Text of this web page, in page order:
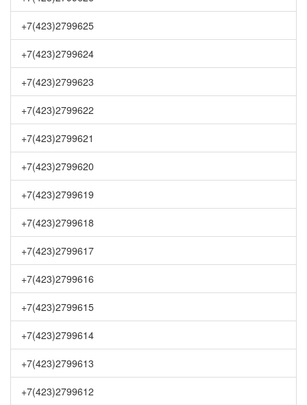
+7(423)2799625
+7(423)2799624
+7(423)2799623
+7(423)2799622
+7(423)2799621
+7(423)2799620
+7(423)2799619
+7(423)2799618
+7(423)2799617
+7(423)2799616
+7(423)2799615
+7(423)2799614
+7(423)2799613
+7(423)2799612